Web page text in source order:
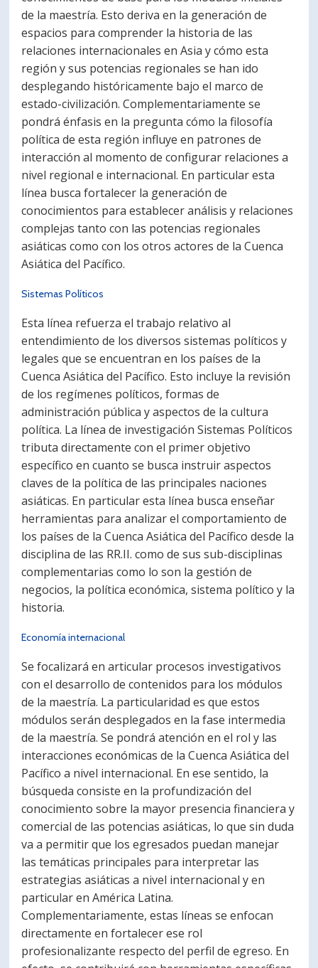
de la maestría. Esto deriva en la generación de
espacios para comprender la historia de las
relaciones internacionales en Asia y cómo esta
región y sus potencias regionales se han ido
desplegando históricamente bajo el marco de
estado-civilización. Complementariamente se
pondrá énfasis en la pregunta cómo la filosofía
política de esta región influye en patrones de
interacción al momento de configurar relaciones a
nivel regional e internacional. En particular esta
línea busca fortalecer la generación de
conocimientos para establecer análisis y relaciones
complejas tanto con las potencias regionales
asiáticas como con los otros actores de la Cuenca
Asiática del Pacífico.
Sistemas Políticos
Esta línea refuerza el trabajo relativo al
entendimiento de los diversos sistemas políticos y
legales que se encuentran en los países de la
Cuenca Asiática del Pacífico. Esto incluye la revisión
de los regímenes políticos, formas de
administración pública y aspectos de la cultura
política. La línea de investigación Sistemas Políticos
tributa directamente con el primer objetivo
específico en cuanto se busca instruir aspectos
claves de la política de las principales naciones
asiáticas. En particular esta línea busca enseñar
herramientas para analizar el comportamiento de
los países de la Cuenca Asiática del Pacífico desde la
disciplina de las RR.II. como de sus sub-disciplinas
complementarias como lo son la gestión de
negocios, la política económica, sistema político y la
historia.
Economía internacional
Se focalizará en articular procesos investigativos
con el desarrollo de contenidos para los módulos
de la maestría. La particularidad es que estos
módulos serán desplegados en la fase intermedia
de la maestría. Se pondrá atención en el rol y las
interacciones económicas de la Cuenca Asiática del
Pacífico a nivel internacional. En ese sentido, la
búsqueda consiste en la profundización del
conocimiento sobre la mayor presencia financiera y
comercial de las potencias asiáticas, lo que sin duda
va a permitir que los egresados puedan manejar
las temáticas principales para interpretar las
estrategias asiáticas a nivel internacional y en
particular en América Latina.
Complementariamente, estas líneas se enfocan
directamente en fortalecer ese rol
profesionalizante respecto del perfil de egreso. En